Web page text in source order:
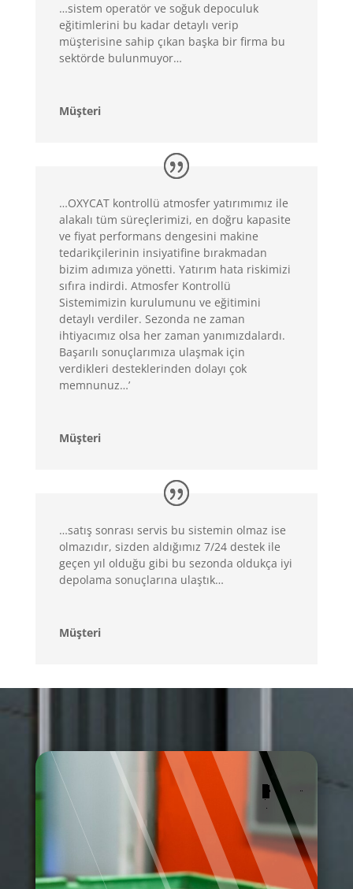
…sistem operatör ve soğuk depoculuk
eğitimlerini bu kadar detaylı verip
müşterisine sahip çıkan başka bir firma bu
sektörde bulunmuyor…
Müşteri
…OXYCAT kontrollü atmosfer yatırımımız ile
alakalı tüm süreçlerimizi, en doğru kapasite
ve fiyat performans dengesini makine
tedarikçilerinin insiyatifine bırakmadan
bizim adımıza yönetti. Yatırım hata riskimizi
sıfıra indirdi. Atmosfer Kontrollü
Sistemimizin kurulumunu ve eğitimini
detaylı verdiler. Sezonda ne zaman
ihtiyacımız olsa her zaman yanımızdalardı.
Başarılı sonuçlarımıza ulaşmak için
verdikleri desteklerinden dolayı çok
memnunuz…’
Müşteri
…satış sonrası servis bu sistemin olmaz ise
olmazıdır, sizden aldığımız 7/24 destek ile
geçen yıl olduğu gibi bu sezonda oldukça iyi
depolama sonuçlarına ulaştık…
Müşteri